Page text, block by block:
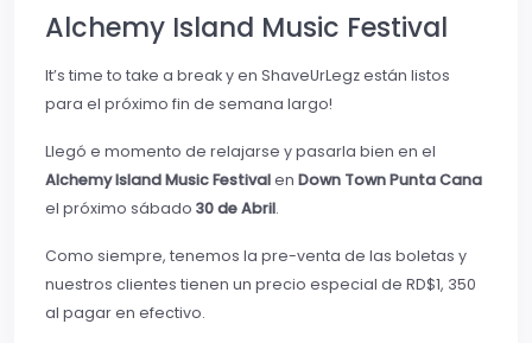
Alchemy Island Music Festival
It’s time to take a break y en ShaveUrLegz están listos
para el próximo fin de semana largo!
Llegó e momento de relajarse y pasarla bien en el
Alchemy Island Music Festivalen Down Town Punta Cana
el próximo sábado 30 de Abril.
Como siempre, tenemos la pre-venta de las boletas y
nuestros clientes tienen un precio especial de RD$1, 350
al pagar en efectivo.